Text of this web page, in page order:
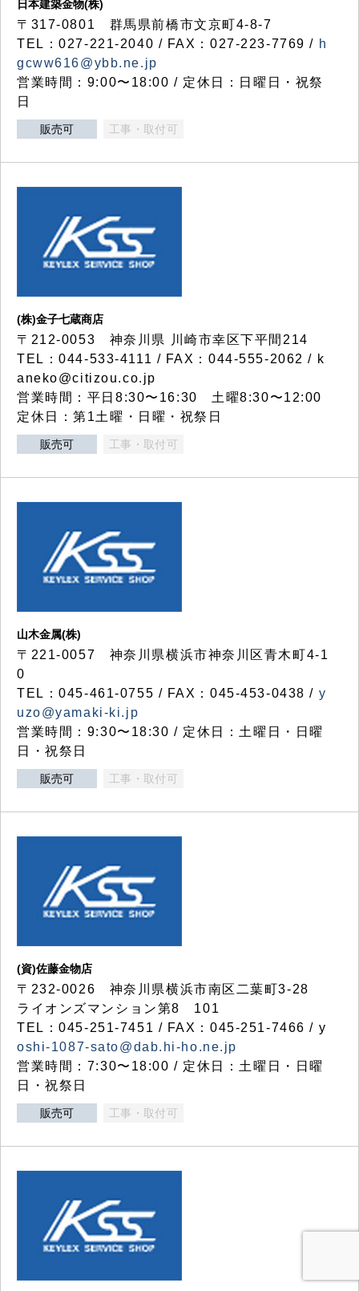
日本建築金物(株)
〒317‐0801 群馬県前橋市文京町4-8-7
TEL：027-221-2040 / FAX：027-223-7769 / h
gcww616@ybb.ne.jp
営業時間：9:00〜18:00 / 定休日：日曜日・祝祭
日
販売可 工事・取付可
(株)金子七蔵商店
〒212-0053 神奈川県 川崎市幸区下平間214
TEL：044-533-4111 / FAX：044-555-2062 / k
aneko@citizou.co.jp
営業時間：平日8:30〜16:30 土曜8:30〜12:00
定休日：第1土曜・日曜・祝祭日
販売可 工事・取付可
山木金属(株)
〒221-0057 神奈川県横浜市神奈川区青木町4-1
0
TEL：045-461-0755 / FAX：045-453-0438 / y
uzo@yamaki-ki.jp
営業時間：9:30〜18:30 / 定休日：土曜日・日曜
日・祝祭日
販売可 工事・取付可
(資)佐藤金物店
〒232-0026 神奈川県横浜市南区二葉町3-28
ライオンズマンション第8 101
TEL：045-251-7451 / FAX：045-251-7466 / y
oshi-1087-sato@dab.hi-ho.ne.jp
営業時間：7:30〜18:00 / 定休日：土曜日・日曜
日・祝祭日
販売可 工事・取付可